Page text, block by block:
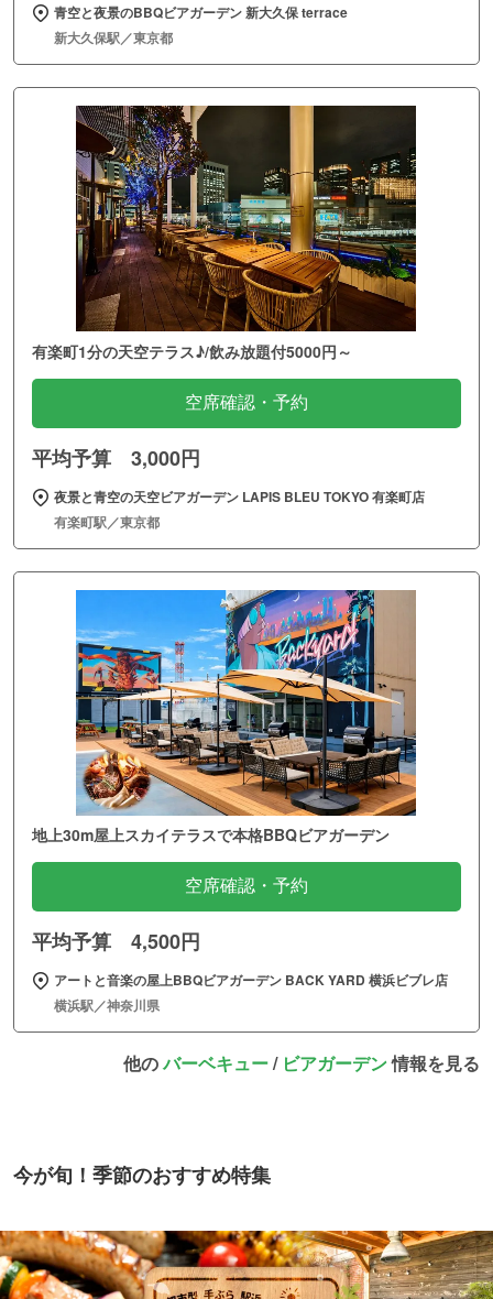
青空と夜景のBBQビアガーデン 新大久保 terrace
新大久保駅／東京都
有楽町1分の天空テラス♪/飲み放題付5000円～
空席確認・予約
平均予算 3,000円
夜景と青空の天空ビアガーデン LAPIS BLEU TOKYO 有楽町店
有楽町駅／東京都
地上30m屋上スカイテラスで本格BBQビアガーデン
空席確認・予約
平均予算 4,500円
アートと音楽の屋上BBQビアガーデン BACK YARD 横浜ビブレ店
横浜駅／神奈川県
他のバーベキュー/ ビアガーデン情報を見る
今が旬！季節のおすすめ特集